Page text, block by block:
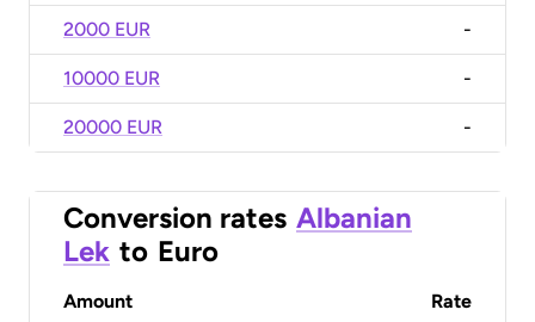
2000 EUR -
10000 EUR -
20000 EUR -
Conversion rates Albanian
Lek to Euro
Amount Rate